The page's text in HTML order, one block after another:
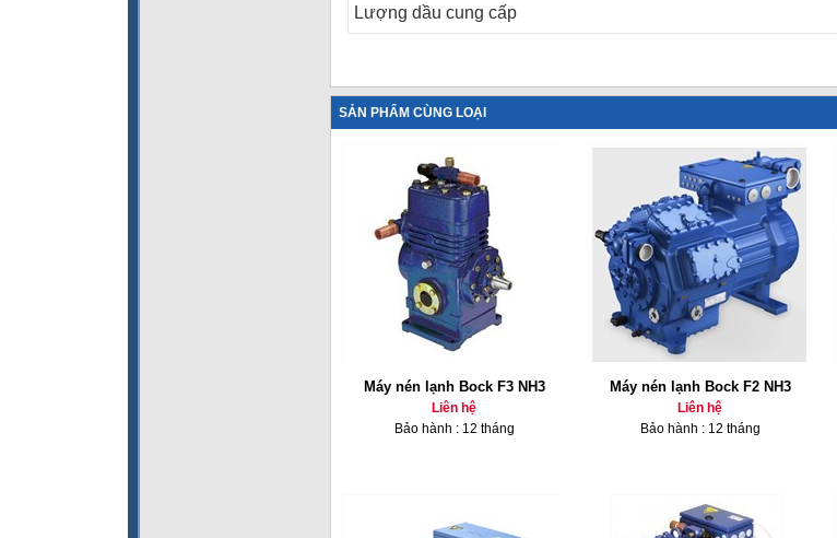
Lượng dầu cung cấp
SẢN PHẨM CÙNG LOẠI
Máy nén lạnh Bock F3 NH3
Liên hệ
Bảo hành : 12 tháng
Máy nén lạnh Bock F2 NH3
Liên hệ
Bảo hành : 12 tháng